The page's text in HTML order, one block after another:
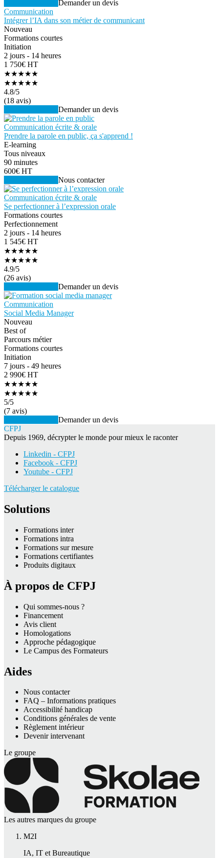
Demander un devis
Communication
Intégrer l’IA dans son métier de communicant
Nouveau
Formations courtes
Initiation
2 jours - 14 heures
1 750€ HT
★★★★★
★★★★★
4.8/5
(18 avis)
Demander un devis
Communication écrite & orale
Prendre la parole en public, ça s'apprend !
E-learning
Tous niveaux
90 minutes
600€ HT
Nous contacter
Communication écrite & orale
Se perfectionner à l’expression orale
Formations courtes
Perfectionnement
2 jours - 14 heures
1 545€ HT
★★★★★
★★★★★
4.9/5
(26 avis)
Demander un devis
Communication
Social Media Manager
Nouveau
Best of
Parcours métier
Formations courtes
Initiation
7 jours - 49 heures
2 990€ HT
★★★★★
★★★★★
5/5
(7 avis)
Demander un devis
CFPJ
Depuis 1969, décrypter le monde pour mieux le raconter
Linkedin - CFPJ
Facebook - CFPJ
Youtube - CFPJ
Télécharger le catalogue
Solutions
Formations inter
Formations intra
Formations sur mesure
Formations certifiantes
Produits digitaux
À propos de CFPJ
Qui sommes-nous ?
Financement
Avis client
Homologations
Approche pédagogique
Le Campus des Formateurs
Aides
Nous contacter
FAQ – Informations pratiques
Accessibilité handicap
Conditions générales de vente
Règlement intérieur
Devenir intervenant
Le groupe
Les autres marques du groupe
M2I
IA, IT et Bureautique